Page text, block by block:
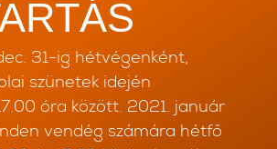
31-ig hétvégenként,
szünetek idején
óra között. 2021. január
vendég számára hétfő